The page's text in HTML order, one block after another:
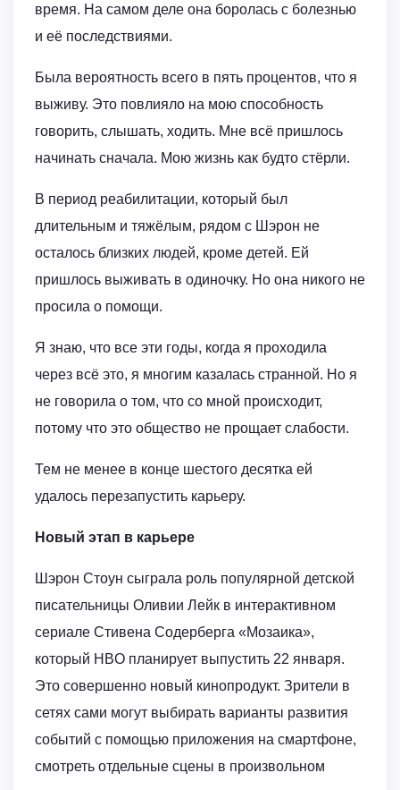
время. На самом деле она боролась с болезнью
и её последствиями.
Была вероятность всего в пять процентов, что я
выживу. Это повлияло на мою способность
говорить, слышать, ходить. Мне всё пришлось
начинать сначала. Мою жизнь как будто стёрли.
В период реабилитации, который был
длительным и тяжёлым, рядом с Шэрон не
осталось близких людей, кроме детей. Ей
пришлось выживать в одиночку. Но она никого не
просила о помощи.
Я знаю, что все эти годы, когда я проходила
через всё это, я многим казалась странной. Но я
не говорила о том, что со мной происходит,
потому что это общество не прощает слабости.
Тем не менее в конце шестого десятка ей
удалось перезапустить карьеру.
Новый этап в карьере
Шэрон Стоун сыграла роль популярной детской
писательницы Оливии Лейк в интерактивном
сериале Стивена Содерберга «Мозаика»,
который HBO планирует выпустить 22 января.
Это совершенно новый кинопродукт. Зрители в
сетях сами могут выбирать варианты развития
событий с помощью приложения на смартфоне,
смотреть отдельные сцены в произвольном